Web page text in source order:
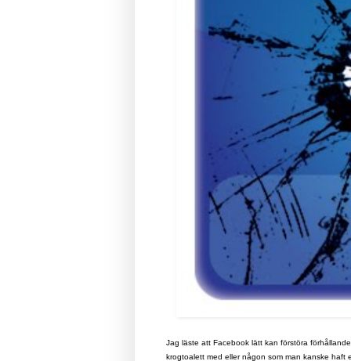
Jag läste att Facebook lätt kan förstöra
krogtoalett med eller någon som man kanske haft